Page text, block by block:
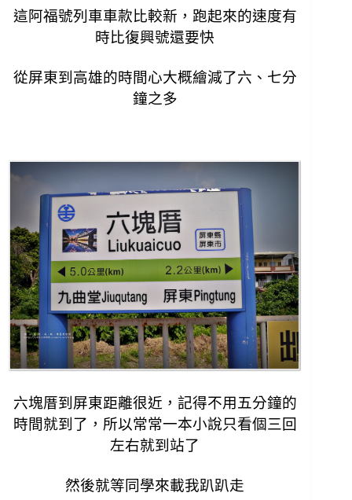
這阿福號列車車款比較新，跑起來的速度有
時比復興號還要快
從屏東到高雄的時間心大概繪減了六、七分
鐘之多
六塊厝到屏東距離很近，記得不用五分鐘的
時間就到了， 所以常常一本小說只看個三回
左右就到站了
然後就等同學來載我趴趴走